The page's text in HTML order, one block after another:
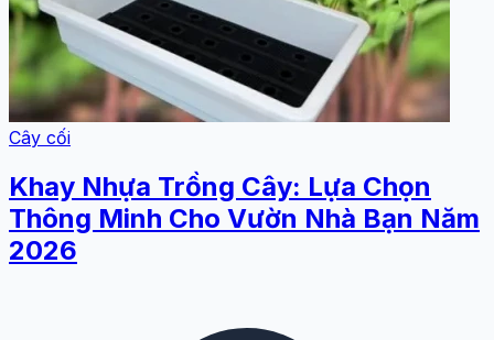
Cây cối
Khay Nhựa Trồng Cây: Lựa Chọn
Thông Minh Cho Vườn Nhà Bạn Năm
2026